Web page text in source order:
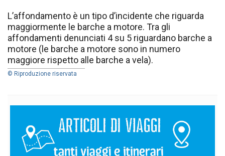
L’affondamento è un tipo d’incidente che riguarda
maggiormente le barche a motore. Tra gli
affondamenti denunciati 4 su 5 riguardano barche a
motore (le barche a motore sono in numero
maggiore rispetto alle barche a vela).
© Riproduzione riservata